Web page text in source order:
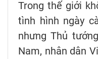
Trong thế giới
tình hình ngày
nhưng Thủ
Nam, nhân dân